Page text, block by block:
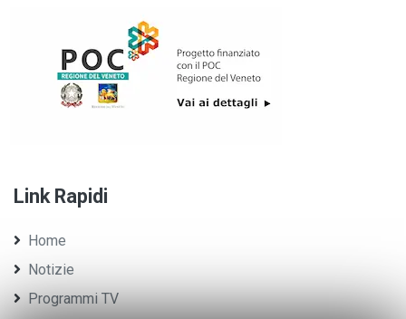
Link Rapidi
Home
Notizie
Programmi TV